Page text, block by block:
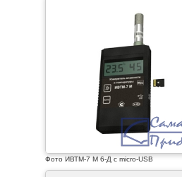
Фото ИВТМ-7 М 6-Д c micro-USB